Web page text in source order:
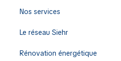
Nos services
Le réseau Siehr
Rénovation énergétique